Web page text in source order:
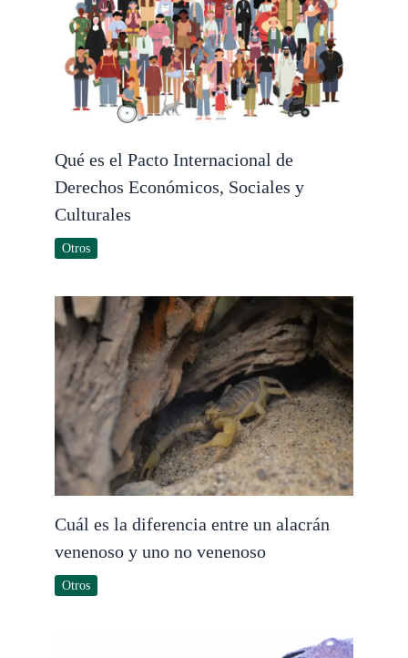
Qué es el Pacto Internacional de
Derechos Económicos, Sociales y
Culturales
Otros
Cuál es la diferencia entre un alacrán
venenoso y uno no venenoso
Otros